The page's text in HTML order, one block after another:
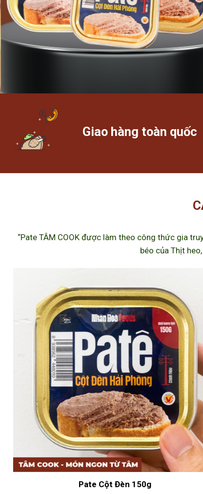
Giao hàng toàn quốc
“Pate TÂM COOK được làm theo công thức gia
béo của Thịt
Pate Cột Đèn 150g